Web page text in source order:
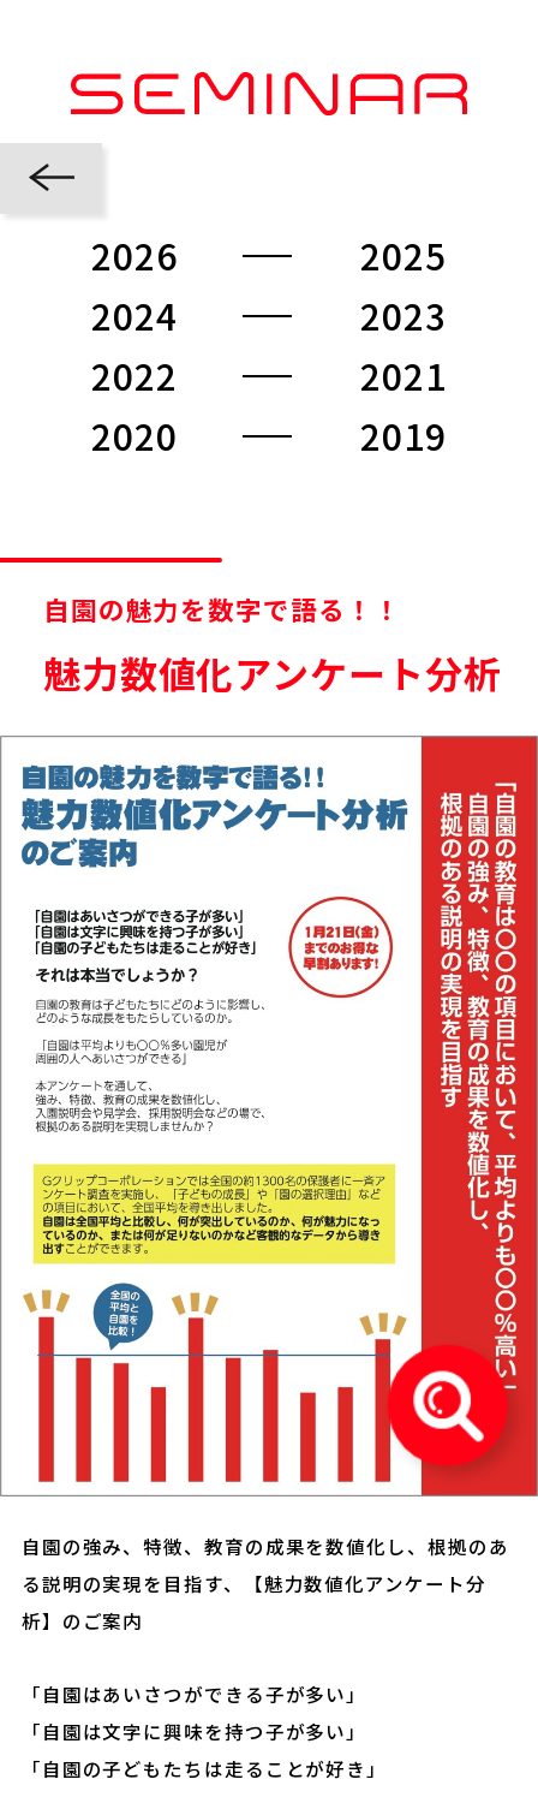
2026
2025
2024
2023
2022
2021
2020
2019
自園の魅力を数字で語る！！
魅力数値化アンケート分析
自園の強み、特徴、教育の成果を数値化し、根拠のあ
る説明の実現を目指す、【魅力数値化アンケート分
析】のご案内
「自園はあいさつができる子が多い」
「自園は文字に興味を持つ子が多い」
「自園の子どもたちは走ることが好き」